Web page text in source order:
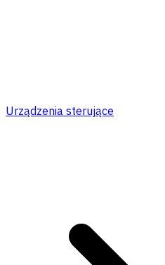
Urządzenia sterujące